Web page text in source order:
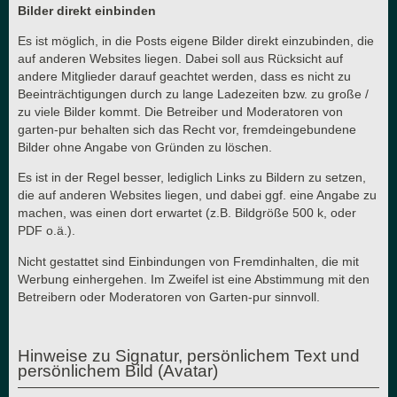
Bilder direkt einbinden
Es ist möglich, in die Posts eigene Bilder direkt einzubinden, die
auf anderen Websites liegen. Dabei soll aus Rücksicht auf
andere Mitglieder darauf geachtet werden, dass es nicht zu
Beeinträchtigungen durch zu lange Ladezeiten bzw. zu große /
zu viele Bilder kommt. Die Betreiber und Moderatoren von
garten-pur behalten sich das Recht vor, fremdeingebundene
Bilder ohne Angabe von Gründen zu löschen.
Es ist in der Regel besser, lediglich Links zu Bildern zu setzen,
die auf anderen Websites liegen, und dabei ggf. eine Angabe zu
machen, was einen dort erwartet (z.B. Bildgröße 500 k, oder
PDF o.ä.).
Nicht gestattet sind Einbindungen von Fremdinhalten, die mit
Werbung einhergehen. Im Zweifel ist eine Abstimmung mit den
Betreibern oder Moderatoren von Garten-pur sinnvoll.
Hinweise zu Signatur, persönlichem Text und
persönlichem Bild (Avatar)